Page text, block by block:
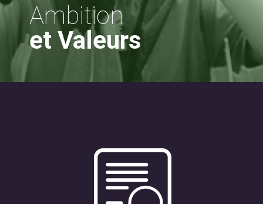
Ambition
et Valeurs